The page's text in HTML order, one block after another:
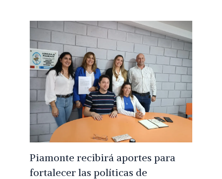
Piamonte recibirá aportes para
fortalecer las políticas de